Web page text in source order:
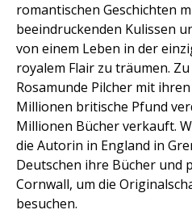
romantischen Geschichten
beeindruckenden Kulissen
von einem Leben in der
royalem Flair zu träumen.
Rosamunde Pilcher mit
Millionen britische Pfund
Millionen Bücher verkauft.
die Autorin in England in
Deutschen ihre Bücher und
Cornwall, um die
besuchen.